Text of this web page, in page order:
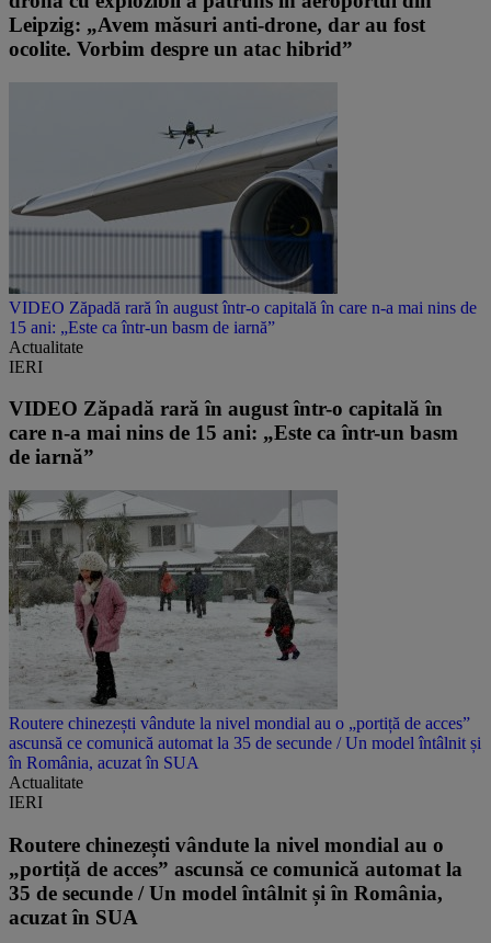
Leipzig: „Avem măsuri anti-drone, dar au fost
ocolite. Vorbim despre un atac hibrid”
VIDEO Zăpadă rară în august într-o capitală în care n-a mai nins de
15 ani: „Este ca într-un basm de iarnă”
Actualitate
IERI
VIDEO Zăpadă rară în august într-o capitală în
care n-a mai nins de 15 ani: „Este ca într-un basm
de iarnă”
Routere chinezești vândute la nivel mondial au o „portiță de acces”
ascunsă ce comunică automat la 35 de secunde / Un model întâlnit și
în România, acuzat în SUA
Actualitate
IERI
Routere chinezești vândute la nivel mondial au o
„portiță de acces” ascunsă ce comunică automat la
35 de secunde / Un model întâlnit și în România,
acuzat în SUA